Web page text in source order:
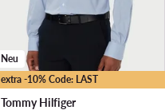
extra -10% Code: LAST
Neu
Tommy Hilfiger